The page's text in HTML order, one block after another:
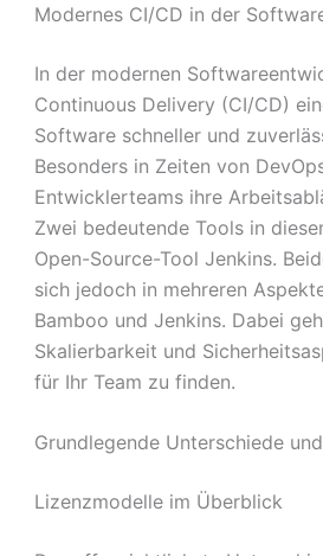
Modernes CI/CD in der
In der modernen
Continuous Delivery (CI/CD)
Software schneller und
Besonders in Zeiten von
Entwicklerteams ihre
Zwei bedeutende Tools in
Open-Source-Tool Jenkins.
sich jedoch in mehreren
Bamboo und Jenkins. Dabei
Skalierbarkeit und
für Ihr Team zu finden.
Grundlegende Unterschiede
Lizenzmodelle im Überblick